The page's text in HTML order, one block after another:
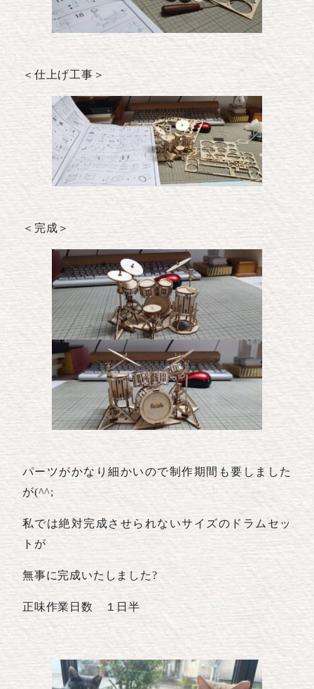
＜仕上げ工事＞
＜完成＞
パーツがかなり細かいので制作期間も要しました
が(^^;
私では絶対完成させられないサイズのドラムセッ
トが
無事に完成いたしました?
正味作業日数 １日半